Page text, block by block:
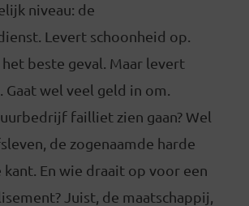
niveau: de
Levert schoonheid op.
beste geval. Maar levert
Gaat wel veel geld in om.
failliet zien gaan? Wel
de zogenaamde harde
kant. En wie draait op voor een
Juist, de maatschappij,